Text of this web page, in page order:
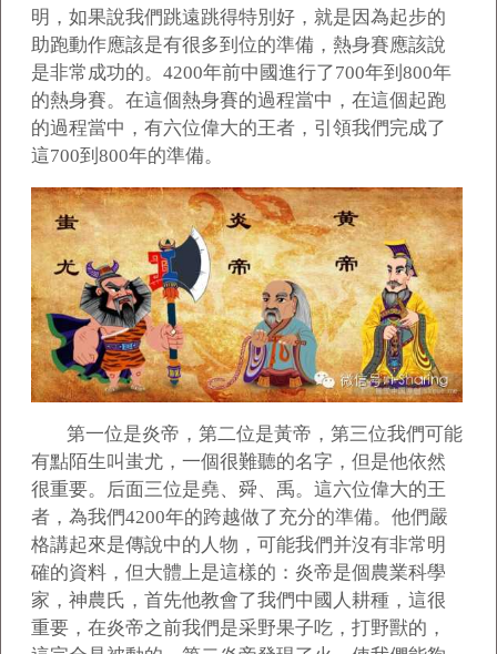
明，如果說我們跳遠跳得特別好，就是因為起步的
助跑動作應該是有很多到位的準備，熱身賽應該說
是非常成功的。4200年前中國進行了700年到800年
的熱身賽。在這個熱身賽的過程當中，在這個起跑
的過程當中，有六位偉大的王者，引領我們完成了
這700到800年的準備。
第一位是炎帝，第二位是黃帝，第三位我們可能
有點陌生叫蚩尤，一個很難聽的名字，但是他依然
很重要。后面三位是堯、舜、禹。這六位偉大的王
者，為我們4200年的跨越做了充分的準備。他們嚴
格講起來是傳說中的人物，可能我們并沒有非常明
確的資料，但大體上是這樣的：炎帝是個農業科學
家，神農氏，首先他教會了我們中國人耕種，這很
重要，在炎帝之前我們是采野果子吃，打野獸的，